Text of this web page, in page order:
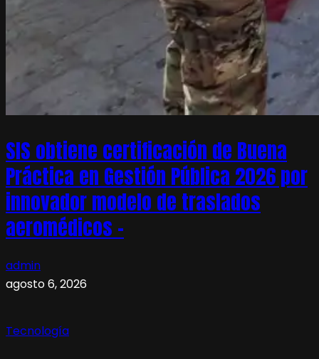
SIS obtiene certificación de Buena
Práctica en Gestión Pública 2026 por
innovador modelo de traslados
aeromédicos –
admin
agosto 6, 2026
Tecnología